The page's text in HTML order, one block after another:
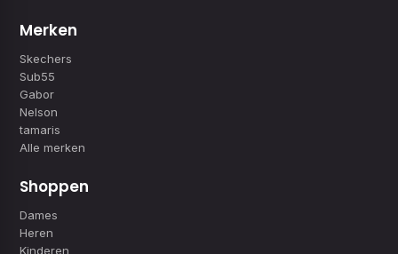
Merken
Skechers
Sub55
Gabor
Nelson
tamaris
Alle merken
Shoppen
Dames
Heren
Kinderen